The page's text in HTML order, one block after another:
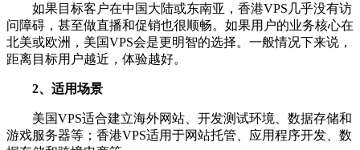
如果目标客户在中国大陆或东南亚，香港VPS几乎没有访
问障碍，甚至做直播和促销也很顺畅。如果用户的业务核心在
北美或欧洲，美国VPS会是更明智的选择。一般情况下来说，
距离目标用户越近，体验越好。
2、适用场景
美国VPS适合建立海外网站、开发测试环境、数据存储和
游戏服务器等；香港VPS适用于网站托管、应用程序开发、数